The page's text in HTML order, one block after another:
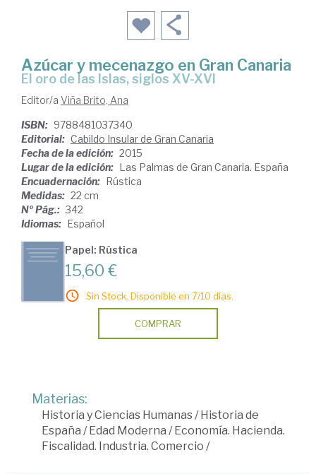
Azúcar y mecenazgo en Gran Canaria
el oro de las Islas, siglos XV-XVI
Editor/a Viña Brito, Ana
ISBN: 9788481037340
Editorial: Cabildo Insular de Gran Canaria
Fecha de la edición: 2015
Lugar de la edición: Las Palmas de Gran Canaria. España
Encuadernación: Rústica
Medidas: 22 cm
Nº Pág.: 342
Idiomas: Español
Papel: Rústica
15,60 €
Sin Stock. Disponible en 7/10 días.
COMPRAR
Materias:
Historia y Ciencias Humanas/ Historia de
España / Edad Moderna / Economía. Hacienda.
Fiscalidad. Industria. Comercio /